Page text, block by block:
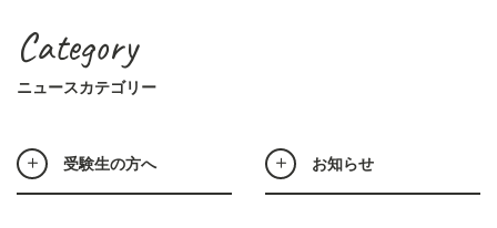
Category
ニュースカテゴリー
受験生の方へ お知らせ